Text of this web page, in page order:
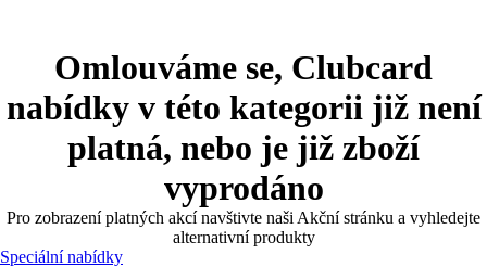
Omlouváme se, Clubcard
nabídky v této kategorii již není
platná, nebo je již zboží
vyprodáno
Pro zobrazení platných akcí navštivte naši Akční stránku a vyhledejte
alternativní produkty
Speciální nabídky